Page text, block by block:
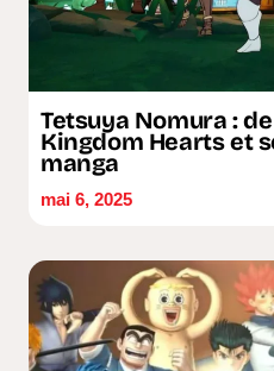
Tetsuya Nomura :
Kingdom Hearts et
manga
mai 6, 2025